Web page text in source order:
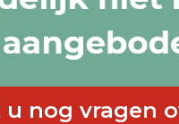
u nog vragen